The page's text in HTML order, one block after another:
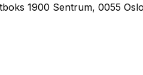
1900 Sentrum, 0055